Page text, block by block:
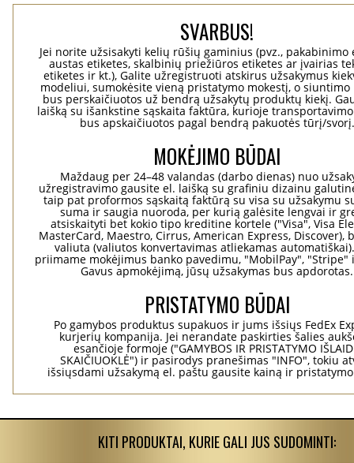
SVARBUS!
Jei norite užsisakyti kelių rūšių gaminius (pvz., pakabinimo
austas etiketes, skalbinių priežiūros etiketes ar įvairias
etiketes ir kt.), Galite užregistruoti atskirus užsakymus
modeliui, sumokėsite vieną pristatymo mokestį, o siuntimo
bus perskaičiuotos už bendrą užsakytų produktų kiekį.
laišką su išankstine sąskaita faktūra, kurioje
bus apskaičiuotos pagal bendrą pakuotės tūrį/svorį.
MOKĖJIMO BŪDAI
Maždaug per 24–48 valandas (darbo dienas) nuo
užregistravimo gausite el. laišką su grafiniu dizainu
taip pat proformos sąskaitą faktūrą su visa su užsakymu
suma ir saugia nuoroda, per kurią galėsite lengvai ir
atsiskaityti bet kokio tipo kreditine kortele ("Visa", Visa
MasterCard, Maestro, Cirrus, American Express, Discover),
valiuta (valiutos konvertavimas atliekamas
priimame mokėjimus banko pavedimu, "MobilPay", "Stripe"
Gavus apmokėjimą, jūsų užsakymas bus apdorotas.
PRISTATYMO BŪDAI
Po gamybos produktus supakuos ir jums išsiųs FedEx
kurjerių kompanija. Jei nerandate paskirties šalies
esančioje formoje ("GAMYBOS IR PRISTATYMO
SKAIČIUOKLĖ") ir pasirodys pranešimas "INFO", tokiu
išsiųsdami užsakymą el. paštu gausite kainą ir
KITI PRODUKTAI, KURIE GALI JUS SUDOMINTI: